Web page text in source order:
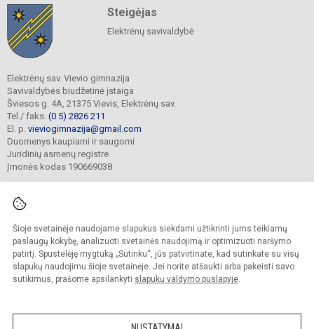
Šioje svetainėje naudojame slapukus siekdami užtikrinti jums teikiamų
paslaugų kokybę, analizuoti svetainės naudojimą ir optimizuoti naršymo
patirtį. Spustelėję mygtuką „Sutinku“, jūs patvirtinate, kad sutinkate su visų
slapukų naudojimu šioje svetainėje. Jei norite atšaukti arba pakeisti savo
sutikimus, prašome apsilankyti slapukų valdymo puslapyje.
Steigėjas
Elektrėnų savivaldybė
Elektrėnų sav. Vievio gimnazija
Savivaldybės biudžetinė įstaiga
Šviesos g. 4A, 21375 Vievis, Elektrėnų sav.
Tel./ faks. (0 5) 2826 211
El. p. vieviogimnazija@gmail.com
Duomenys kaupiami ir saugomi
Juridinių asmenų registre
Įmonės kodas 190669038
© 2022. Elektrėnų sav. Vievio gimnazija. Visos teisės saugomos.
Kopijuoti turinį be raštiško gimnazijos sutikimo griežtai draudžiama.
Prieinamumo paraiška Slapukų valdymas
Sumanus būdas atnaujinti